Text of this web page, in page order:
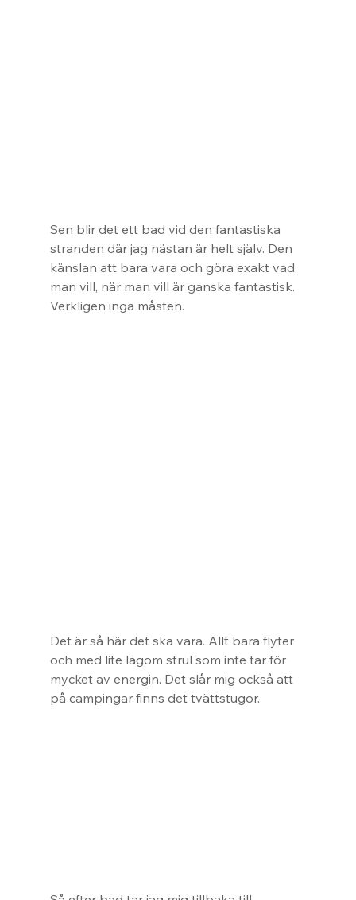
Sen blir det ett bad vid den fantastiska
stranden där jag nästan är helt själv. Den
känslan att bara vara och göra exakt vad
man vill, när man vill är ganska fantastisk.
Verkligen inga måsten.
Det är så här det ska vara. Allt bara flyter
och med lite lagom strul som inte tar för
mycket av energin. Det slår mig också att
på campingar finns det tvättstugor.